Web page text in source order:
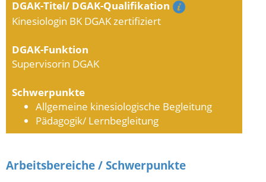
DGAK-Titel/ DGAK-Qualifikation
Kinesiologin BK DGAK zertifiziert
DGAK-Funktion
Supervisorin DGAK
Schwerpunkte
Allgemeine kinesiologische Begleitung
Pädagogik/ Lernbegleitung
Arbeitsbereiche / Schwerpunkte